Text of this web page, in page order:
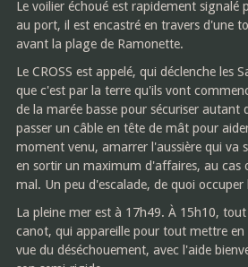
Le voilier échoué est rapidement
au port, il est encastré en travers d'une
avant la plage de Ramonette.
Le CROSS est appelé, qui déclenche les
que c'est par la terre qu'ils vont
de la marée basse pour sécuriser autant
passer un câble en tête de mât pour
moment venu, amarrer l'aussière qui va
en sortir un maximum d'affaires, au cas
mal. Un peu d'escalade, de quoi occuper
La pleine mer est à 17h49. À 15h10,
canot, qui appareille pour tout mettre
vue du déséchouement, avec l'aide